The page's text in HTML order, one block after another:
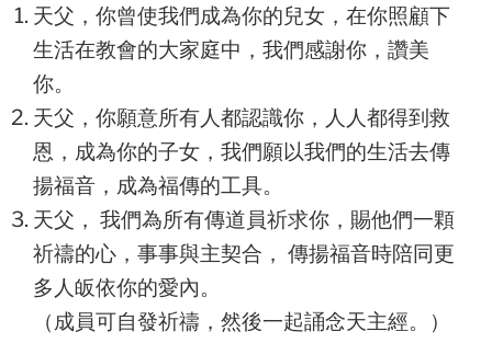
天父，你曾使我們成為你的兒女，在你照顧下
生活在教會的大家庭中，我們感謝你，讚美
你。
天父，你願意所有人都認識你，人人都得到救
恩，成為你的子女，我們願以我們的生活去傳
揚福音，成為福傳的工具。
天父， 我們為所有傳道員祈求你，賜他們一顆
祈禱的心，事事與主契合， 傳揚福音時陪同更
多人皈依你的愛內。
（成員可自發祈禱，然後一起誦念天主經。）